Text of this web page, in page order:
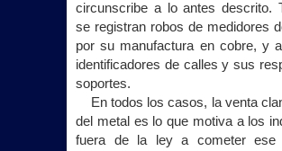
circunscribe a lo antes descrito.
se registran robos de medidores
por su manufactura en cobre, y
identificadores de calles y sus
soportes.
En todos los casos, la venta
del metal es lo que motiva a los
fuera de la ley a cometer ese